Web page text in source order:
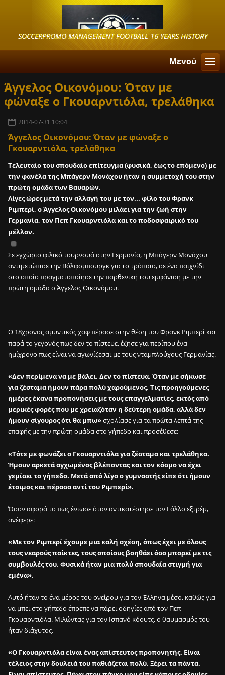
SOCCERPROMO MANAGEMENT FOOTBALL 16 YEARS HISTORY
Μενού
Άγγελος Οικονόμου: Όταν με
φώναξε ο Γκουαρντιόλα, τρελάθηκα
2014-07-31 10:04
Άγγελος Οικονόμου: Όταν με φώναξε ο
Γκουαρντιόλα, τρελάθηκα
Τελευταίο του σπουδαίο επίτευγμα (φυσικά, έως το επόμενο) με
την φανέλα της Μπάγερν Μονάχου ήταν η συμμετοχή του στην
πρώτη ομάδα των Βαυαρών.
Λίγες ώρες μετά την αλλαγή του με τον... φίλο του Φρανκ
Ριμπερί, ο Άγγελος Οικονόμου μιλάει για την ζωή στην
Γερμανία, τον Πεπ Γκουαρντιόλα και το ποδοσφαιρικό του
μέλλον.
Σε εγχώριο φιλικό τουρνουά στην Γερμανία, η Μπάγερν Μονάχου
αντιμετώπισε την Βόλφσμπουργκ για το τρόπαιο, σε ένα παιχνίδι
στο οποίο πραγματοποίησε την παρθενική του εμφάνιση με την
πρώτη ομάδα ο Άγγελος Οικονόμου.
Ο 18χρονος αμυντικός χαφ πέρασε στην θέση του Φρανκ Ριμπερί και
παρά το γεγονός πως δεν το πίστευε, έζησε για περίπου ένα
ημίχρονο πως είναι να αγωνίζεσαι με τους νταμπλούχους Γερμανίας.
«Δεν περίμενα να με βάλει. Δεν το πίστευα. Όταν με σήκωσε
για ζέσταμα ήμουν πάρα πολύ χαρούμενος. Τις προηγούμενες
ημέρες έκανα προπονήσεις με τους επαγγελματίες, εκτός από
μερικές φορές που με χρειαζόταν η δεύτερη ομάδα, αλλά δεν
ήμουν σίγουρος ότι θα μπω»σχολίασε για τα πρώτα λεπτά της
επαφής με την πρώτη ομάδα στο γήπεδο και προσέθεσε:
«Τότε με φωνάζει ο Γκουαρντιόλα για ζέσταμα και τρελάθηκα.
Ήμουν αρκετά αγχωμένος βλέποντας και τον κόσμο να έχει
γεμίσει το γήπεδο. Μετά από λίγο ο γυμναστής είπε ότι ήμουν
έτοιμος και πέρασα αντί του Ριμπερί».
Όσον αφορά το πως ένιωσε όταν αντικατέστησε τον Γάλλο εξτρέμ,
ανέφερε:
«Με τον Ριμπερί έχουμε μια καλή σχέση, όπως έχει με όλους
τους νεαρούς παίκτες, τους οποίους βοηθάει όσο μπορεί με τις
συμβουλές του. Φυσικά ήταν μια πολύ σπουδαία στιγμή για
εμένα».
Αυτό ήταν το ένα μέρος του ονείρου για τον Έλληνα μέσο, καθώς για
να μπει στο γήπεδο έπρεπε να πάρει οδηγίες από τον Πεπ
Γκουαρντιόλα. Μιλώντας για τον Ισπανό κόουτς, ο θαυμασμός του
ήταν διάχυτος.
«Ο Γκουαρντιόλα είναι ένας απίστευτος προπονητής. Είναι
τέλειος στην δουλειά του παθιάζεται πολύ. Ξέρει τα πάντα.